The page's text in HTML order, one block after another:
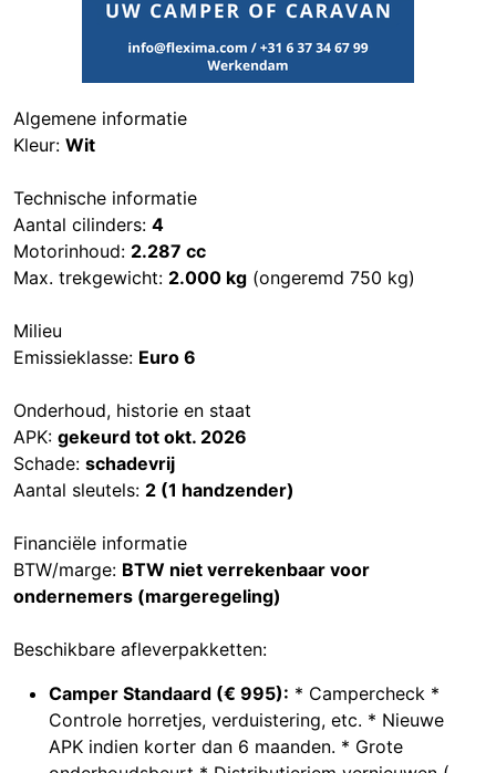
Algemene informatie
Kleur: Wit
Technische informatie
Aantal cilinders: 4
Motorinhoud: 2.287 cc
Max. trekgewicht: 2.000 kg (ongeremd 750 kg)
Milieu
Emissieklasse: Euro 6
Onderhoud, historie en staat
APK: gekeurd tot okt. 2026
Schade: schadevrij
Aantal sleutels: 2 (1 handzender)
Financiële informatie
BTW/marge: BTW niet verrekenbaar voor
ondernemers (margeregeling)
Beschikbare afleverpakketten:
Camper Standaard (€ 995): * Campercheck *
Controle horretjes, verduistering, etc. * Nieuwe
APK indien korter dan 6 maanden. * Grote